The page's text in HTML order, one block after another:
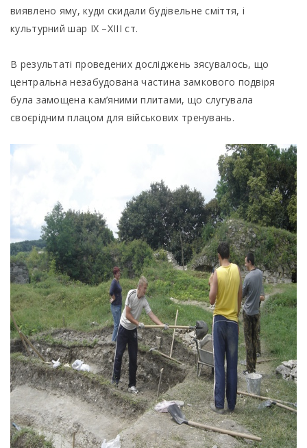
виявлено яму, куди скидали будівельне сміття, і
культурний шар IX –XІІІ ст.
В результаті проведених досліджень зясувалось, що
центральна незабудована частина замкового подвіря
була замощена кам’яними плитами, що слугувала
своєрідним плацом для військових тренувань.